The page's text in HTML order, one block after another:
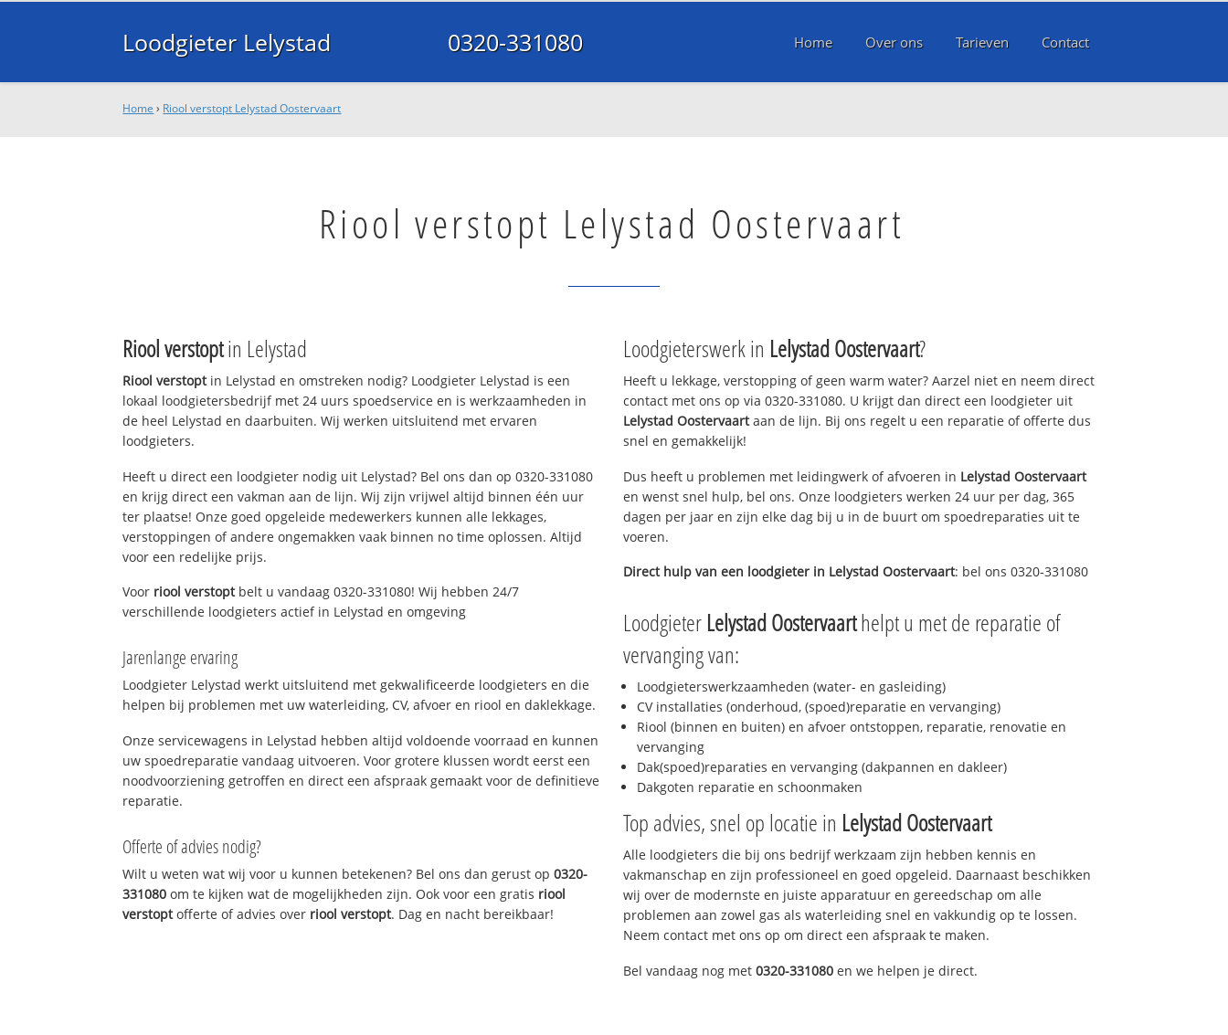
Loodgieter Lelystad 0320-331080 Home Over ons Tarieven Contact
Home › Riool verstopt Lelystad Oostervaart
Riool verstopt Lelystad Oostervaart
Riool verstoptin Lelystad
Riool verstoptin Lelystad en omstreken nodig? Loodgieter Lelystad is een
lokaal loodgietersbedrijf met 24 uurs spoedservice en is werkzaamheden in
de heel Lelystad en daarbuiten. Wij werken uitsluitend met ervaren
loodgieters.
Heeft u direct een loodgieter nodig uit Lelystad? Bel ons dan op 0320-331080
en krijg direct een vakman aan de lijn. Wij zijn vrijwel altijd binnen één uur
ter plaatse! Onze goed opgeleide medewerkers kunnen alle lekkages,
verstoppingen of andere ongemakken vaak binnen no time oplossen. Altijd
voor een redelijke prijs.
Voor riool verstoptbelt u vandaag 0320-331080! Wij hebben 24/7
verschillende loodgieters actief in Lelystad en omgeving
Jarenlange ervaring
Loodgieter Lelystad werkt uitsluitend met gekwalificeerde loodgieters en die
helpen bij problemen met uw waterleiding, CV, afvoer en riool en daklekkage.
Onze servicewagens in Lelystad hebben altijd voldoende voorraad en kunnen
uw spoedreparatie vandaag uitvoeren. Voor grotere klussen wordt eerst een
noodvoorziening getroffen en direct een afspraak gemaakt voor de definitieve
reparatie.
Offerte of advies nodig?
Wilt u weten wat wij voor u kunnen betekenen? Bel ons dan gerust op0320-
331080 om te kijken wat de mogelijkheden zijn. Ook voor een gratis riool
verstoptofferte of advies over riool verstopt. Dag en nacht bereikbaar!
Loodgieterswerk in Lelystad Oostervaart?
Heeft u lekkage, verstopping of geen warm water? Aarzel niet en neem direct
contact met ons op via 0320-331080. U krijgt dan direct een loodgieter uit
Lelystad Oostervaartaan de lijn. Bij ons regelt u een reparatie of offerte dus
snel en gemakkelijk!
Dus heeft u problemen met leidingwerk of afvoeren in Lelystad Oostervaart
en wenst snel hulp, bel ons. Onze loodgieters werken 24 uur per dag, 365
dagen per jaar en zijn elke dag bij u in de buurt om spoedreparaties uit te
voeren.
Direct hulp van een loodgieter in Lelystad Oostervaart: bel ons 0320-331080
Loodgieter Lelystad Oostervaarthelpt u met de reparatie of
vervanging van:
Loodgieterswerkzaamheden (water- en gasleiding)
CV installaties (onderhoud, (spoed)reparatie en vervanging)
Riool (binnen en buiten) en afvoer ontstoppen, reparatie, renovatie en
vervanging
Dak(spoed)reparaties en vervanging (dakpannen en dakleer)
Dakgoten reparatie en schoonmaken
Top advies, snel op locatie in Lelystad Oostervaart
Alle loodgieters die bij ons bedrijf werkzaam zijn hebben kennis en
vakmanschap en zijn professioneel en goed opgeleid. Daarnaast beschikken
wij over de modernste en juiste apparatuur en gereedschap om alle
problemen aan zowel gas als waterleiding snel en vakkundig op te lossen.
Neem contact met ons op om direct een afspraak te maken.
Bel vandaag nog met 0320-331080 en we helpen je direct.